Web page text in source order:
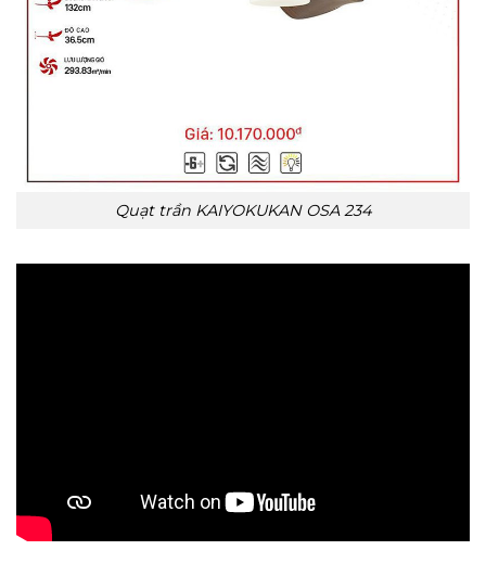
Quạt trần KAIYOKUKAN OSA 234